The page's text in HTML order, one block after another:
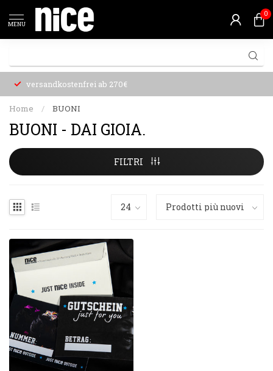
MENU
0
versandkostenfrei ab 270€
Home / BUONI
BUONI - DAI GIOIA.
FILTRI